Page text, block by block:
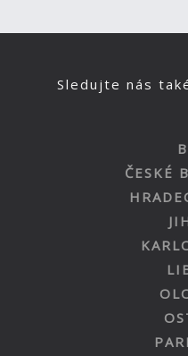
Sledujte nás
ČESKÉ